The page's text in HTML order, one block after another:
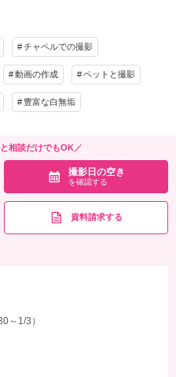
チャペルでの撮影
動画の作成 ペットと撮影
豊富な白無垢
相談だけでもOK／
撮影日の空き
を確認する
資料請求する
～1/3）